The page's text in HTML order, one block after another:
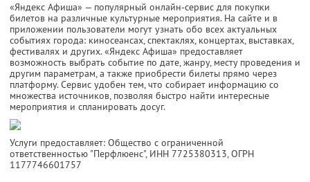
«Яндекс Афиша» — популярный онлайн-сервис для покупки
билетов на различные культурные мероприятия. На сайте и в
приложении пользователи могут узнать обо всех актуальных
событиях города: киносеансах, спектаклях, концертах, выставках,
фестивалях и других. «Яндекс Афиша» предоставляет
возможность выбрать событие по дате, жанру, месту проведения и
другим параметрам, а также приобрести билеты прямо через
платформу. Сервис удобен тем, что собирает информацию со
множества источников, позволяя быстро найти интересные
мероприятия и спланировать досуг.
Услуги предоставляет: Общество с ограниченной
ответственностью "Перфлюенс", ИНН 7725380313, ОГРН
1177746601757